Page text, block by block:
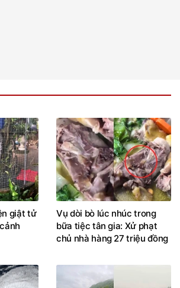
giật tử
Vụ dòi bò lúc nhúc trong
bữa tiệc tân gia: Xử phạt
chủ nhà hàng 27 triệu đồng